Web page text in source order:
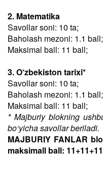
2. Matematika
Savollar soni: 10 ta;
Baholash mezoni: 1.1 ball;
Maksimal ball: 11 ball;
3. O‘zbekiston tarixi*
Savollar soni: 10 ta;
Baholash mezoni: 1.1 ball;
Maksimal ball: 11 ball;
* Majburiy blokning
bo‘yicha savollar beriladi.
MAJBURIY FANLAR
maksimall ball: